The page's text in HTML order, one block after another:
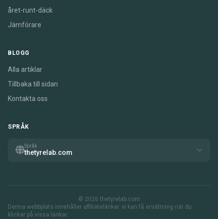
året-runt-däck
Jämförare
BLOGG
Alla artiklar
Tillbaka till sidan
Kontakta oss
SPRÅK
Språk
thetyrelab.com
© 2026 thetyrelab.com
Denna webbplats innehåller affiliatelänkar. vi kan få ersättning när du
klickar på vissa länkar.